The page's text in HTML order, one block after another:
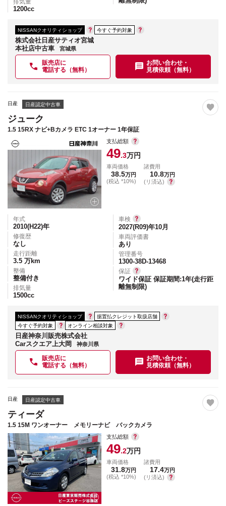
1200cc
NISSANクオリティショップ 今すぐ予約対象
株式会社日産サティオ宮城
本社店中古車
宮城県
販売店に
電話する（無料）
お問い合わせ・
見積依頼（無料）
日産 日産認定中古車
ジューク
1.5 15RX ナビ+Bカメラ ETC 1オーナー 1年保証
支払総額
49.3万円
車両価格
38.5万円
(税込 *10%)
諸費用
10.8万円
(リ済込)
年式
2010(H22)年
修復歴
なし
走行距離
3.5 万km
整備
整備付き
排気量
1500cc
車検
2027(R09)年10月
車両評価書
あり
管理番号
1300-38D-13468
保証
ワイド保証 保証期間:1年(走行距
離無制限)
NISSANクオリティショップ
据置払クレジット取扱店舗
今すぐ予約対象
オンライン相談対象
日産神奈川販売株式会社
Carスクエア上大岡
神奈川県
販売店に
電話する（無料）
お問い合わせ・
見積依頼（無料）
日産 日産認定中古車
ティーダ
1.5 15M ワンオーナー メモリーナビ バックカメラ
支払総額
49.2万円
車両価格
31.8万円
(税込 *10%)
諸費用
17.4万円
(リ済込)